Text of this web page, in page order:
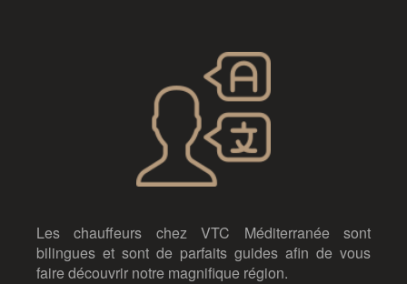
Les chauffeurs chez VTC Méditerranée sont
bilingues et sont de parfaits guides afin de vous
faire découvrir notre magnifique région.